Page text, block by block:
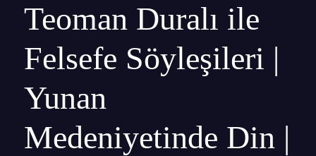
Teoman Duralı ile
Felsefe Söyleşileri |
Yunan
Medeniyetinde Din |